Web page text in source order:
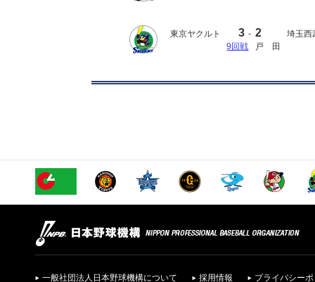
東京ヤクルト 3 - 2
埼玉西
9回戦
戸 田
一般社団法人日本野球機構について 採用情報 プライバシー